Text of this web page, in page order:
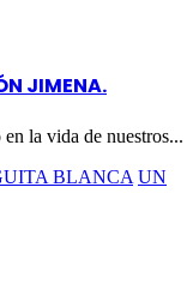
JIMENA.
la vida de nuestros...
BLANCA UN